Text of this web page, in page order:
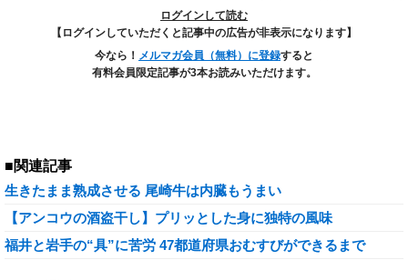
ログインして読む
【ログインしていただくと記事中の広告が非表示になります】
今なら！ メルマガ会員（無料）に登録すると
有料会員限定記事が3本お読みいただけます。
■関連記事
生きたまま熟成させる 尾崎牛は内臓もうまい
【アンコウの酒盗干し】プリッとした身に独特の風味
福井と岩手の“具”に苦労 47都道府県おむすびができるまで